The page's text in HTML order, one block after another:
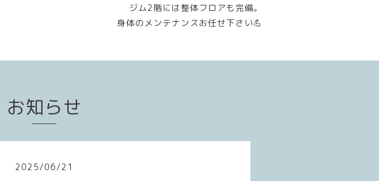
ジム2階には整体フロアも完備。
身体のメンテナンスお任せ下さい💪
お知らせ
2025/06/21